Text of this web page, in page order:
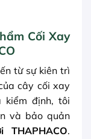
Cối Xay
từ sự kiên trì
cây cối xay
kiểm định, tôi
và bảo quản
THAPHACO.